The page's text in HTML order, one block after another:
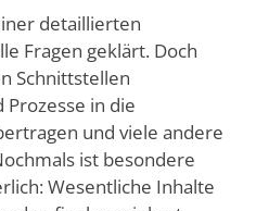
detaillierten
Fragen geklärt. Doch
Schnittstellen
in die
und viele andere
ist besondere
Wesentliche Inhalte